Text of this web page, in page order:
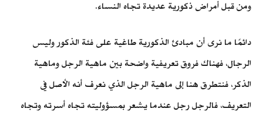
ومن قبل أمراض ذكورية عديدة تجاه النساء.
دائمًا ما نرى أن مبادئ الذكورية طاغية على فئة الذكور وليس
الرجال، فهناك فروق تعريفية واضحة بين ماهية الرجل وماهية
الذكر، فنتطرق هنا إلى ماهية الرجل الذي نعرف أنه الأصل في
التعريف، فالرجل رجل عندما يشعر بمسؤوليته تجاه أسرته وتجاه